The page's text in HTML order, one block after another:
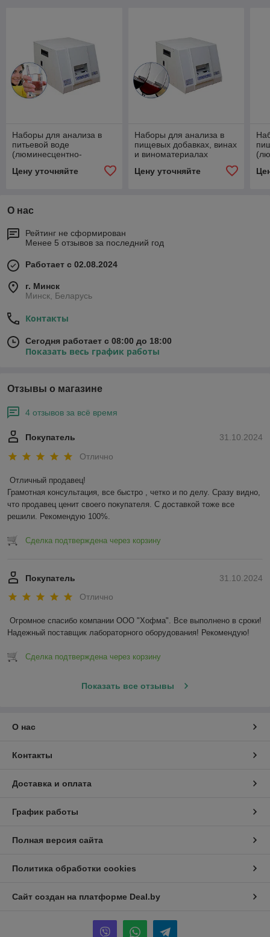
Наборы для анализа в
питьeвой воде
(люминесцентно-
фотометрический метод)
Цену уточняйте
Наборы для анализа в
пищевых добавках, винах
и виноматериалах
электрофорез)
Цену уточняйте
О нас
Рейтинг не сформирован
Менее 5 отзывов за последний год
Работает с 02.08.2024
г. Минск
Минск, Беларусь
Контакты
Сегодня работает с 08:00 до 18:00
Показать весь график работы
Отзывы о магазине
4 отзывов за всё время
31.10.2024
Покупатель
Отлично
Отличный продавец!
Грамотная консультация, все быстро , четко и по делу. Сразу видно,
что продавец ценит своего покупателя. С доставкой тоже все
решили. Рекомендую 100%.
Сделка подтверждена через корзину
31.10.2024
Покупатель
Отлично
Огромное спасибо компании ООО "Хофма". Все выполнено в сроки!
Надежный поставщик лабораторного оборудования! Рекомендую!
Сделка подтверждена через корзину
Показать все отзывы
О нас
Контакты
Доставка и оплата
График работы
Полная версия сайта
Политика обработки cookies
Сайт создан на платформе Deal.by